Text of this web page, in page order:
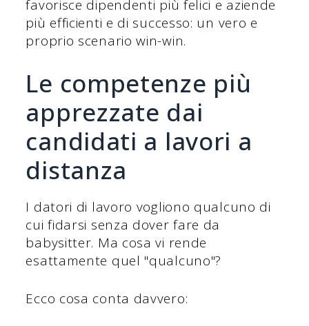
favorisce dipendenti più felici e aziende
più efficienti e di successo: un vero e
proprio scenario win-win.
Le competenze più
apprezzate dai
candidati a lavori a
distanza
I datori di lavoro vogliono qualcuno di
cui fidarsi senza dover fare da
babysitter. Ma cosa vi rende
esattamente quel "qualcuno"?
Ecco cosa conta davvero: